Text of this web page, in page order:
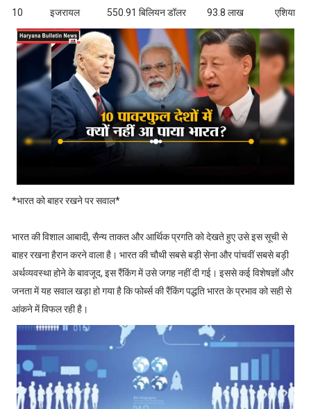
10 इजरायल 550.91 बिलियन डॉलर 93.8 लाख एशिया
*भारत को बाहर रखने पर सवाल*
भारत की विशाल आबादी, सैन्य ताकत और आर्थिक प्रगति को देखते हुए उसे इस सूची से
बाहर रखना हैरान करने वाला है। भारत की चौथी सबसे बड़ी सेना और पांचवीं सबसे बड़ी
अर्थव्यवस्था होने के बावजूद, इस रैंकिंग में उसे जगह नहीं दी गई। इससे कई विशेषज्ञों और
जनता में यह सवाल खड़ा हो गया है कि फोर्ब्स की रैंकिंग पद्धति भारत के प्रभाव को सही से
आंकने में विफल रही है।